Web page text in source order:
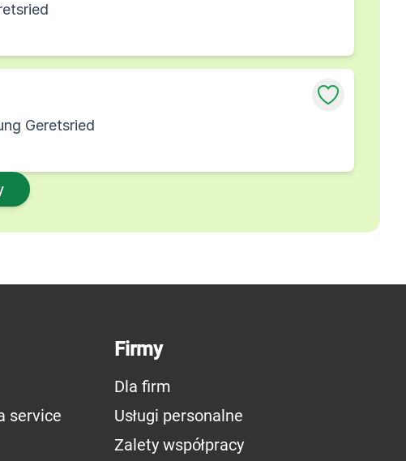
Geretsried
service
Firmy
Dla firm
Usługi personalne
Zalety współpracy